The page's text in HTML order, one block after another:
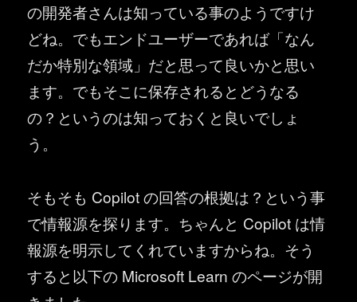
の開発者さんは知っている事のようですけ
どね。でもエンドユーザーであれば「なん
だか特別な領域」だと思って良いかと思い
ます。でもそこに保存されるとどうなる
の？というのは知っておくと良いでしょ
う。
そもそも Copilot の回答の根拠は？という事
で情報源を探ります。ちゃんと Copilot は情
報源を明示してくれていますからね。そう
すると以下の Microsoft Learn のページが開